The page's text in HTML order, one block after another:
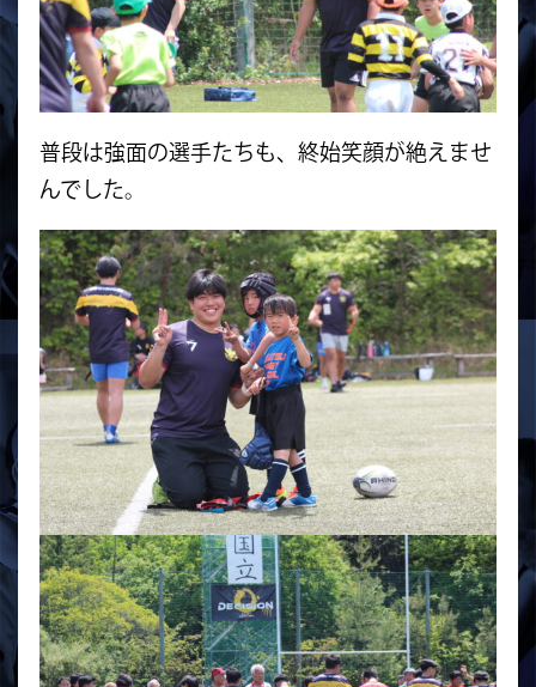
普段は強面の選手たちも、終始笑顔が絶えませ
んでした。